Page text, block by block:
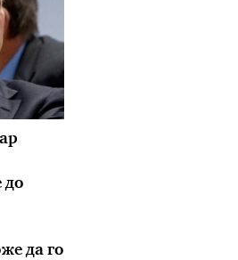
до
да го